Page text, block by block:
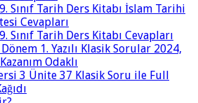
Sınıf Tarih Ders Kitabı İslam Tarihi
Cevapları
Sınıf Tarih Ders Kitabı Cevapları
Dönem 1. Yazılı Klasik Sorular 2024,
Odaklı
3 Ünite 37 Klasik Soru ile Full